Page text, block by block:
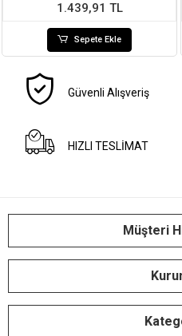
1.439,91 TL
Sepete Ekle
Güvenli Alışveriş
HIZLI TESLİMAT
Müşteri